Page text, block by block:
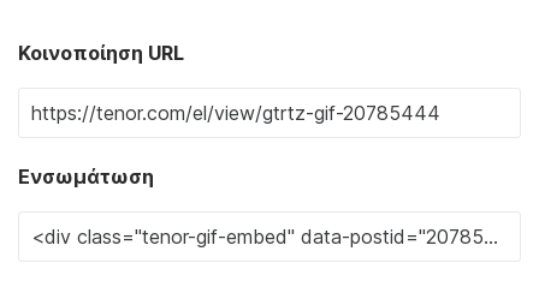
Κοινοποίηση URL
Ενσωμάτωση